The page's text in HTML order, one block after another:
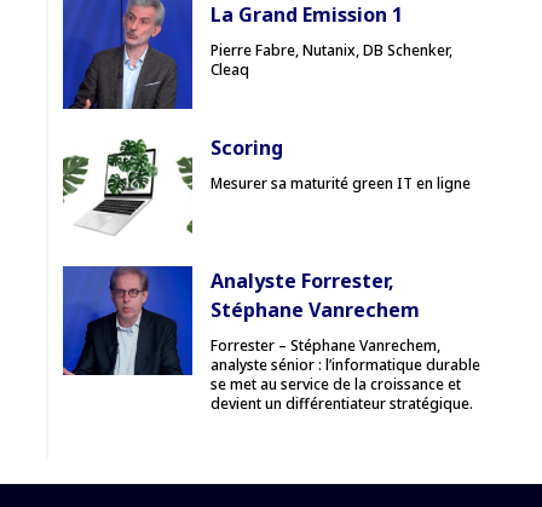
La Grand Emission 1
Pierre Fabre, Nutanix, DB Schenker,
Cleaq
Scoring
Mesurer sa maturité green IT en ligne
Analyste Forrester,
Stéphane Vanrechem
Forrester – Stéphane Vanrechem,
analyste sénior : l’informatique durable
se met au service de la croissance et
devient un différentiateur stratégique.